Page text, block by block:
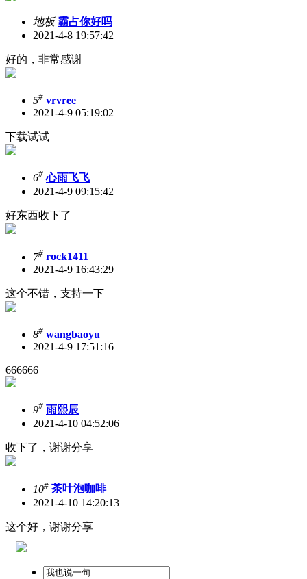
地板 霸占你好吗
2021-4-8 19:57:42
好的，非常感谢
5# vrvree
2021-4-9 05:19:02
下载试试
6# 心雨飞飞
2021-4-9 09:15:42
好东西收下了
7# rock1411
2021-4-9 16:43:29
这个不错，支持一下
8# wangbaoyu
2021-4-9 17:51:16
666666
9# 雨熙辰
2021-4-10 04:52:06
收下了，谢谢分享
10# 茶叶泡咖啡
2021-4-10 14:20:13
这个好，谢谢分享